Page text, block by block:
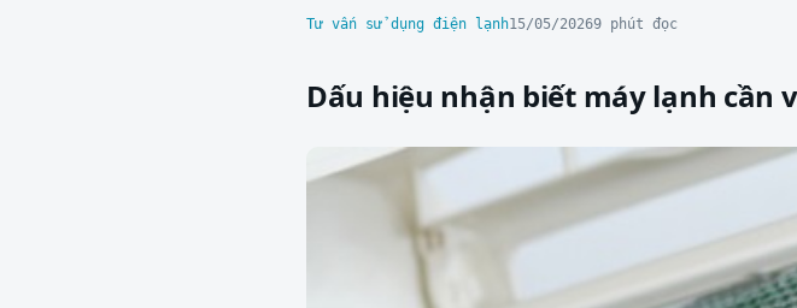
Tư vấn sử dụng điện lạnh15/05/20269 phút đọc
Dấu hiệu nhận biết máy lạnh cần